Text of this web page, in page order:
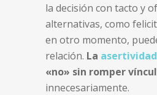
la decisión con tacto y
alternativas, como
en otro momento,
relación. La asertividad
«no» sin romper
innecesariamente.